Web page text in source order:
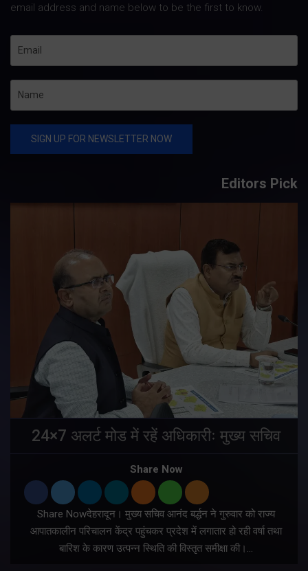
email address and name below to be the first to know.
Editors Pick
24×7 अलर्ट मोड में रहें अधिकारीः मुख्य सचिव
Share Now
Share Nowदेहरादून। मुख्य सचिव आनंद बर्द्धन ने गुरुवार को राज्य
आपातकालीन परिचालन केंद्र पहुंचकर प्रदेश में लगातार हो रही वर्षा तथा
बारिश के कारण उत्पन्न स्थिति की विस्तृत समीक्षा की।…